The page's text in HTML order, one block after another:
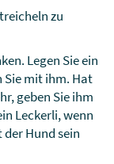
zu
Legen Sie ein
Sie mit ihm. Hat
geben Sie ihm
Leckerli, wenn
Hund sein